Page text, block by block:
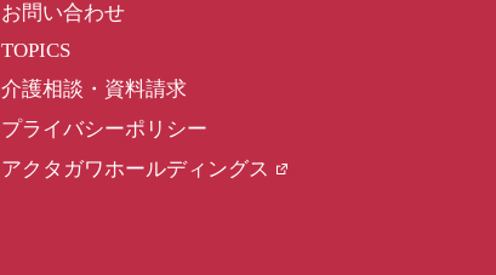
お問い合わせ
TOPICS
介護相談・資料請求
プライバシーポリシー
アクタガワホールディングス